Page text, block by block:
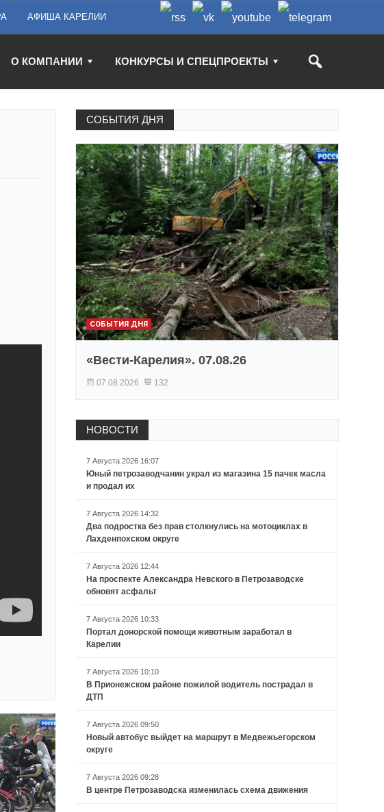
АФИША КАРЕЛИИ
О КОМПАНИИ КОНКУРСЫ И СПЕЦПРОЕКТЫ
СОБЫТИЯ ДНЯ
СОБЫТИЯ ДНЯ
«Вести-Карелия». 07.08.26
07.08.2026 132
НОВОСТИ
7 Августа 2026 16:07
Юный петрозаводчанин украл из магазина 15 пачек масла
и продал их
7 Августа 2026 14:32
Два подростка без прав столкнулись на мотоциклах в
Лахденпохском округе
7 Августа 2026 12:44
На проспекте Александра Невского в Петрозаводске
обновят асфальт
7 Августа 2026 10:33
Портал донорской помощи животным заработал в
Карелии
7 Августа 2026 10:10
В Прионежском районе пожилой водитель пострадал в
ДТП
7 Августа 2026 09:50
Новый автобус выйдет на маршрут в Медвежьегорском
округе
7 Августа 2026 09:28
В центре Петрозаводска изменилась схема движения